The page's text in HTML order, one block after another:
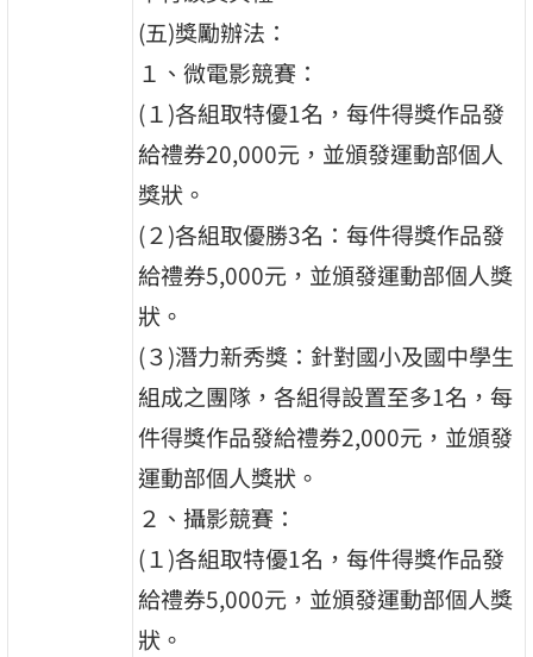
(五)獎勵辦法：
１、微電影競賽：
(１)各組取特優1名，每件得獎作品發
給禮券20,000元，並頒發運動部個人
獎狀。
(２)各組取優勝3名：每件得獎作品發
給禮券5,000元，並頒發運動部個人獎
狀。
(３)潛力新秀獎：針對國小及國中學生
組成之團隊，各組得設置至多1名，每
件得獎作品發給禮券2,000元，並頒發
運動部個人獎狀。
２、攝影競賽：
(１)各組取特優1名，每件得獎作品發
給禮券5,000元，並頒發運動部個人獎
狀。